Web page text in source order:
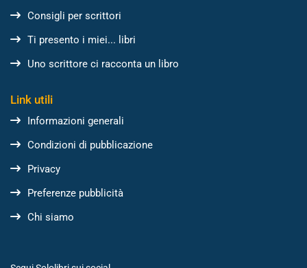
Consigli per scrittori
Ti presento i miei... libri
Uno scrittore ci racconta un libro
Link utili
Informazioni generali
Condizioni di pubblicazione
Privacy
Preferenze pubblicità
Chi siamo